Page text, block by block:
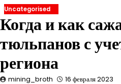
Uncategorised
Когда и как
тюльпанов с
региона
mining_broth 16 февраля 2023